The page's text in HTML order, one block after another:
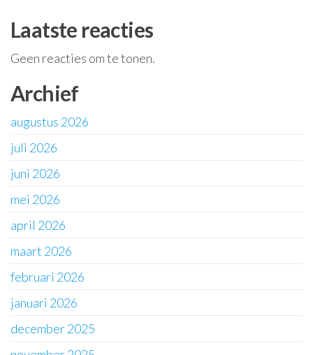
Laatste reacties
Geen reacties om te tonen.
Archief
augustus 2026
juli 2026
juni 2026
mei 2026
april 2026
maart 2026
februari 2026
januari 2026
december 2025